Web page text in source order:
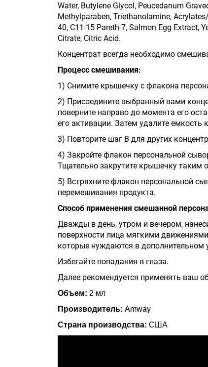
Water, Butylene Glycol, Peucedanum
Methylparaben, Triethanolamine,
40, C11-15 Pareth-7, Salmon Egg Extract,
Citrate, Citric Acid.
Концентрат всегда необходимо
Процесс смешивания:
1) Снимите крышечку с флакона
2) Присоедините выбранный вами
поверните направо до момента его
его активации. Затем удалите емкость
3) Повторите шаг В для других
4) Закройте флакон персональной
Тщательно закрутите крышечку таким
5) Встряхните флакон персональной
перемешивания продукта.
Способ применения смешанной
Дважды в день, утром и вечером,
поверхности лица мягкими
которые нуждаются в
Избегайте попадания в глаза.
Далее рекомендуется применять ваш
Объем: 2 мл
Производитель: Amway
Страна производства: США